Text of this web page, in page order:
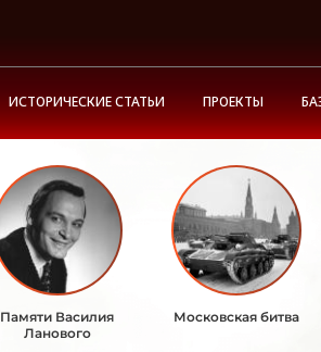
ИСТОРИЧЕСКИЕ СТАТЬИ ПРОЕКТЫ
Памяти Василия
Ланового
Московская битва